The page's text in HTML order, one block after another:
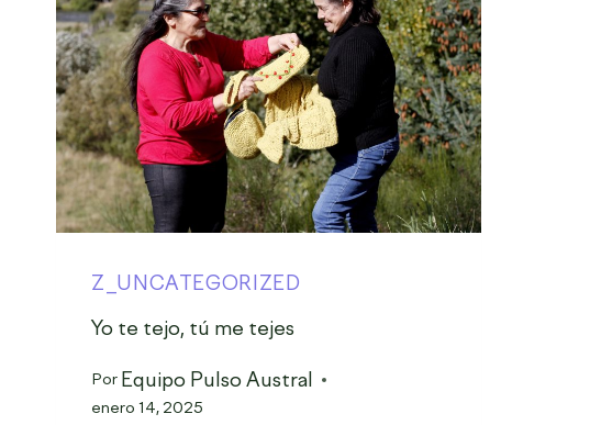
Z_UNCATEGORIZED
Yo te tejo, tú me tejes
Por Equipo Pulso Austral
enero 14, 2025